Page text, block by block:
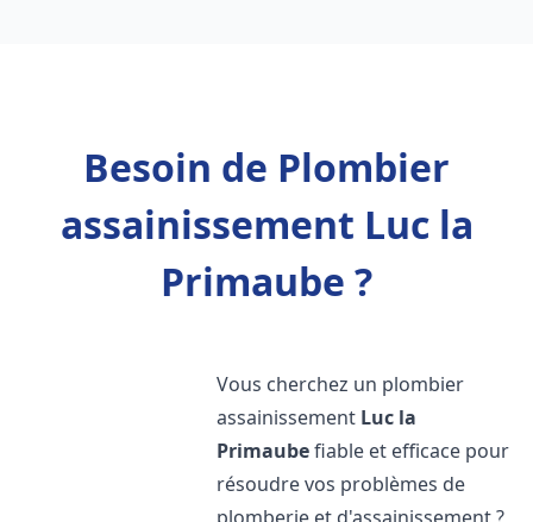
Besoin de Plombier
assainissement Luc la
Primaube ?
Vous cherchez un plombier
assainissement Luc la
Primaubefiable et efficace pour
résoudre vos problèmes de